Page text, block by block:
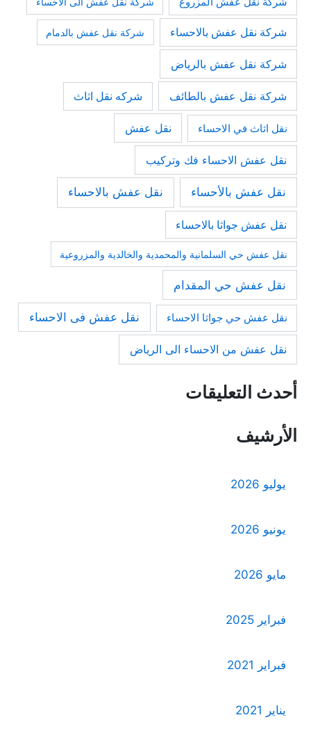
شركة نقل عفش بالاحساء شركة نقل عفش بالدمام
شركة نقل عفش بالرياض
شركة نقل عفش بالطائف شركه نقل اثاث
نقل اثاث في الاحساء نقل عفش
نقل عفش الاحساء فك وتركيب
نقل عفش بالأحساء نقل عفش بالاحساء
نقل عفش جواثا بالاحساء
نقل عفش حي السلمانية والمحمدية والخالدية والمزروعية
نقل عفش حي المقدام
نقل عفش حي جواثا الاحساء نقل عفش فى الاحساء
نقل عفش من الاحساء الى الرياض
أحدث التعليقات
الأرشيف
يوليو 2026
يونيو 2026
مايو 2026
فبراير 2025
فبراير 2021
يناير 2021